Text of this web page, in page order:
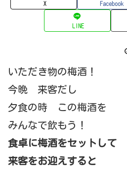
X Facebook
LINE
いただき物の梅酒！
今晩 来客だし
夕食の時 この梅酒を
みんなで飲もう！
食卓に梅酒をセットして
来客をお迎えすると